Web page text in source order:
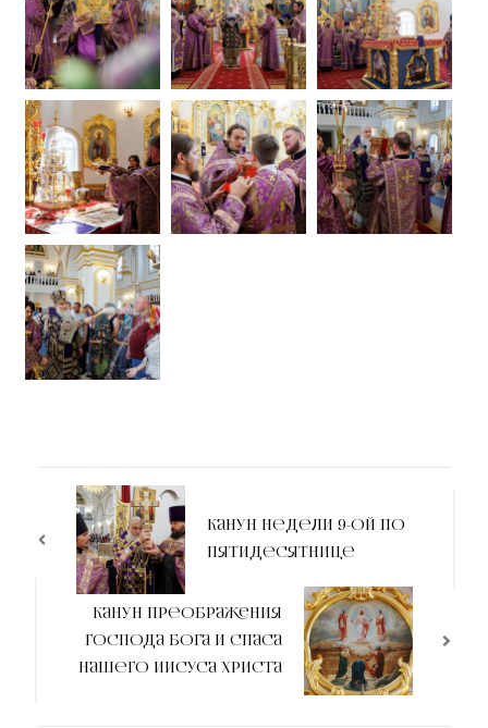
Канун Недели 9-ой по
Пятидесятнице
Канун Преображения
Господа Бога и Спаса
нашего Иисуса Христа